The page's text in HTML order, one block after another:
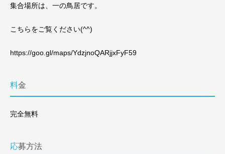
集合場所は、一の鳥居です。
こちらをご覧ください(^^)
https://goo.gl/maps/YdzjnoQARjjxFyF59
料金
完全無料
応募方法